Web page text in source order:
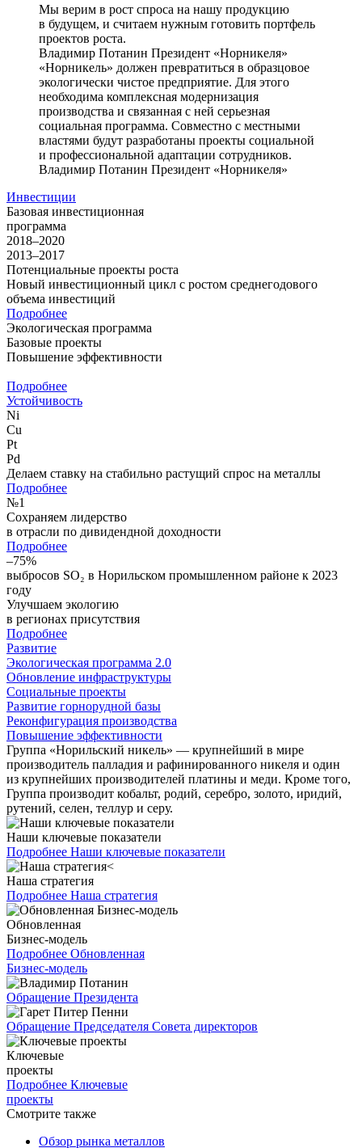
Мы верим в рост спроса на нашу продукцию
в будущем, и считаем нужным готовить портфель
проектов роста.
Владимир Потанин Президент «Норникеля»
«Норникель» должен превратиться в образцовое
экологически чистое предприятие. Для этого
необходима комплексная модернизация
производства и связанная с ней серьезная
социальная программа. Совместно с местными
властями будут разработаны проекты социальной
и профессиональной адаптации сотрудников.
Владимир Потанин Президент «Норникеля»
Инвестиции
Базовая инвестиционная
программа
2018–2020
2013–2017
Потенциальные проекты роста
Новый инвестиционный цикл с ростом среднегодового
объема инвестиций
Подробнее
Экологическая программа
Базовые проекты
Повышение эффективности
Подробнее
Устойчивость
Ni
Cu
Pt
Pd
Делаем ставку на стабильно растущий спрос на металлы
Подробнее
№1
Сохраняем лидерство
в отрасли по дивидендной доходности
Подробнее
–75%
выбросов SO₂ в Норильском промышленном районе к 2023
году
Улучшаем экологию
в регионах присутствия
Подробнее
Развитие
Экологическая программа 2.0
Обновление инфраструктуры
Социальные проекты
Развитие горнорудной базы
Реконфигурация производства
Повышение эффективности
Группа «Норильский никель» — крупнейший в мире
производитель палладия и рафинированного никеля и один
из крупнейших производителей платины и меди. Кроме того,
Группа производит кобальт, родий, серебро, золото, иридий,
рутений, селен, теллур и серу.
Наши ключевые показатели
Подробнее Наши ключевые показатели
Наша стратегия
Подробнее Наша стратегия
Обновленная
Бизнес-модель
Подробнее Обновленная
Бизнес-модель
Обращение Президента
Обращение Председателя Совета директоров
Ключевые
проекты
Подробнее Ключевые
проекты
Смотрите также
Обзор рынка металлов